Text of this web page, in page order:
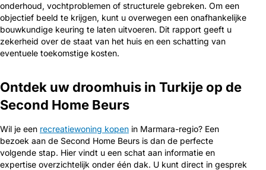
onderhoud, vochtproblemen of structurele gebreken. Om een
objectief beeld te krijgen, kunt u overwegen een onafhankelijke
bouwkundige keuring te laten uitvoeren. Dit rapport geeft u
zekerheid over de staat van het huis en een schatting van
eventuele toekomstige kosten.
Ontdek uw droomhuis in Turkije op de
Second Home Beurs
Wil je een recreatiewoning kopen in Marmara-regio? Een
bezoek aan de Second Home Beurs is dan de perfecte
volgende stap. Hier vindt u een schat aan informatie en
expertise overzichtelijk onder één dak. U kunt direct in gesprek